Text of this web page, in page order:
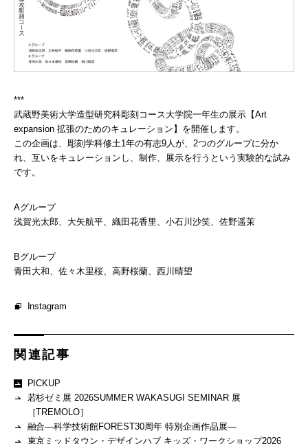
***
武蔵野美術大学造型研究科彫刻コース大学院一年生の展示【Art
expansion 拡張のためのキュレーション】を開催します。
この企画は、彫刻学科修土1年の有志9人が、2つのグループに分か
れ、互いをキュレーションし、制作、展示を行うという実験的な試み
です。
Aグループ
浅賀光太郎、大矢航平、織田花香里、小石川沙笑、佐野遥茉
Bグループ
青田大和、佐々木里桜、高野桜蘭、西川晴望
Instagram
関連記事
PICKUP
若杉ゼミ展 2026SUMMER WAKASUGI SEMINAR 展
［TREMOLO］
融合―科学技術館FOREST30周年 特別企画作品展―
東京ミッドタウン・デザインハブ キッズ・ワークショップ2026